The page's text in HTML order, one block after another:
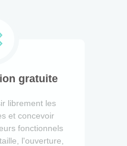
gratuite
librement les
et concevoir
fonctionnels
l'ouverture,